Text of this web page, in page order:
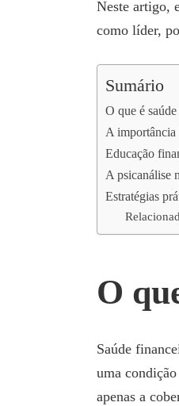
Neste artigo,
como líder,
Sumário
O que é
A importância
Educação
A psicanálise
Estratégias
O
Saúde
uma
apenas a